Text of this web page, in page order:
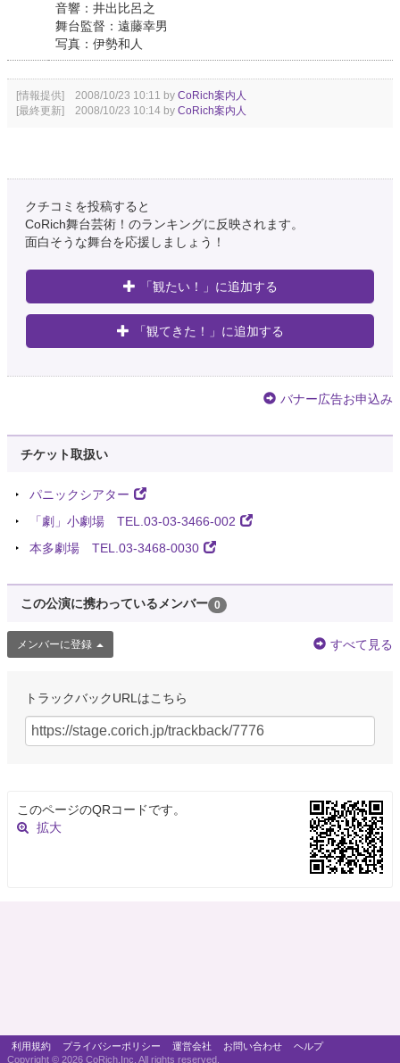
音響：井出比呂之
舞台監督：遠藤幸男
写真：伊勢和人
[情報提供] 2008/10/23 10:11 by CoRich案内人
[最終更新] 2008/10/23 10:14 by CoRich案内人
クチコミを投稿すると
CoRich舞台芸術！のランキングに反映されます。
面白そうな舞台を応援しましょう！
「観たい！」に追加する
「観てきた！」に追加する
バナー広告お申込み
チケット取扱い
パニックシアター
「劇」小劇場 TEL.03-03-3466-002
本多劇場 TEL.03-3468-0030
この公演に携わっているメンバー 0
メンバーに登録 すべて見る
トラックバックURLはこちら
このページのQRコードです。
拡大
利用規約 プライバシーポリシー 運営会社 お問い合わせ
ヘルプ
Copyright © 2026 CoRich,Inc. All rights reserved.